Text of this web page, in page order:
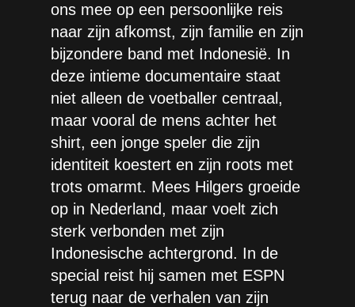
ons mee op een persoonlijke reis
naar zijn afkomst, zijn familie en zijn
bijzondere band met Indonesië. In
deze intieme documentaire staat
niet alleen de voetballer centraal,
maar vooral de mens achter het
shirt, een jonge speler die zijn
identiteit koestert en zijn roots met
trots omarmt. Mees Hilgers groeide
op in Nederland, maar voelt zich
sterk verbonden met zijn
Indonesische achtergrond. In de
special reist hij samen met ESPN
terug naar de verhalen van zijn